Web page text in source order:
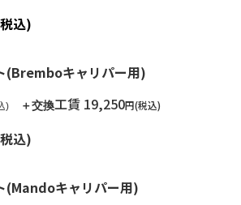
込)
(Bremboキャリパー用)
) ＋交換工賃 19,250円(税込)
込)
(Mandoキャリパー用)